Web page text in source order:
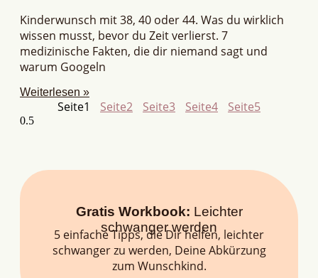
Kinderwunsch mit 38, 40 oder 44. Was du wirklich
wissen musst, bevor du Zeit verlierst. 7
medizinische Fakten, die dir niemand sagt und
warum Googeln
Weiterlesen »
Seite1 Seite2 Seite3 Seite4 Seite5
Gratis Workbook: Leichter
schwanger werden
5 einfache Tipps, die Dir helfen, leichter
schwanger zu werden, Deine Abkürzung
zum Wunschkind.